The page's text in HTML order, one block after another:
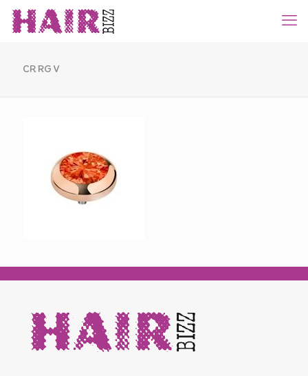
CR RG V